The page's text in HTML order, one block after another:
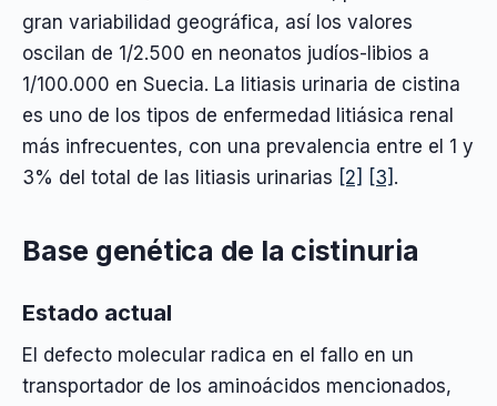
gran variabilidad geográfica, así los valores
oscilan de 1/2.500 en neonatos judíos-libios a
1/100.000 en Suecia. La litiasis urinaria de cistina
es uno de los tipos de enfermedad litiásica renal
más infrecuentes, con una prevalencia entre el 1 y
3% del total de las litiasis urinarias [2] [3] .
Base genética de la cistinuria
Estado actual
El defecto molecular radica en el fallo en un
transportador de los aminoácidos mencionados,